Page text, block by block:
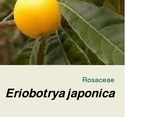
Rosaceae
Eriobotrya japonica